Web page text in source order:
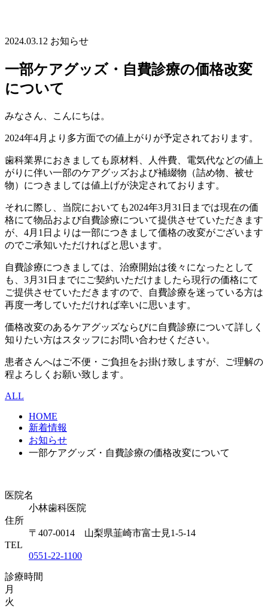
2024.03.12 お知らせ
一部ケアグッズ・自費診療の価格改変
について
みなさん、こんにちは。
2024年4月より多方面での値上がりが予定されております。
歯科業界におきましても原材料、人件費、電気代などの値上
がりに伴い一部のケアグッズおよび補綴物（詰め物、被せ
物）につきましては値上げが決定されております。
それに際し、当院においても2024年3月31日までは現在の価
格にて物品および自費診療について提供させていただきます
が、4月1日よりは一部につきまして価格の改変がございます
のでご承知いただければと思います。
自費診療につきましては、治療開始は後々になったとして
も、3月31日までにご契約いただけましたら現行の価格にて
ご提供させていただきますので、自費診療を迷っている方は
再度一考していただければ幸いに思います。
価格改変のあるケアグッズならびに自費診療について詳しく
知りたい方はスタッフにお問い合わせください。
患者さんへはご不便・ご負担をお掛け致しますが、ご理解の
程よろしくお願い致します。
ALL
HOME
新着情報
お知らせ
一部ケアグッズ・自費診療の価格改変について
医院名
小林歯科医院
住所
〒407-0014 山梨県韮崎市富士見1-5-14
TEL
0551-22-1100
診療時間
月
火